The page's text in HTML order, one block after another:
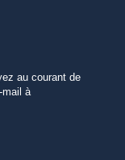
au courant de
mail à